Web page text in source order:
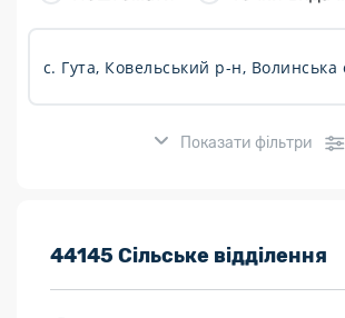
Показати фільтри
Розклад роботи:
44145 Сільське відділення